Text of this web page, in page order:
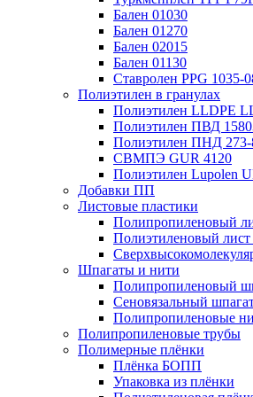
Бален 01030
Бален 01270
Бален 02015
Бален 01130
Ставролен PPG 1035-
Полиэтилен в гранулах
Полиэтилен LLDPE
Полиэтилен ПВД
Полиэтилен ПНД 273-
СВМПЭ GUR 4120
Полиэтилен Lupolen
Добавки ПП
Листовые пластики
Полипропиленовый
Полиэтиленовый
Шпагаты и нити
Полипропиленовый
Сеновязальный
Полипропиленовые
Полипропиленовые трубы
Полимерные плёнки
Плёнка БОПП
Упаковка из плёнки